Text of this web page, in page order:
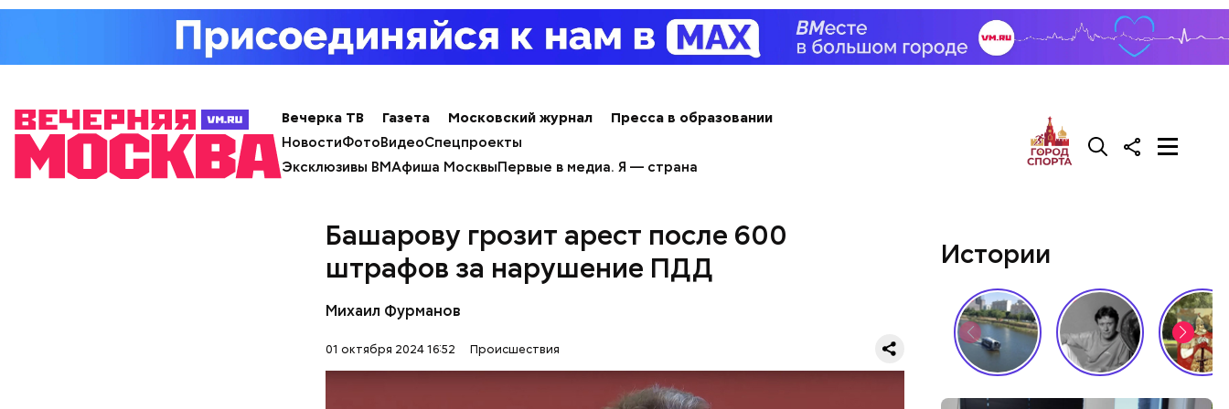
Вечерка ТВ Газета Московский журнал
Пресса в образовании
НовостиФотоВидеоСпецпроекты
Эксклюзивы ВМАфиша МосквыПервые в медиа. Я — страна
Башарову грозит арест после 600
штрафов за нарушение ПДД
Михаил Фурманов
01 октября 2024 16:52 Происшествия
Примечательно, что летом 2023 года на Мутаева уже нападали возле
Школы единоборств. Тогда неизвестный несколько раз выстрелил в
спортсмена из травматического пистолета, а боецоткрыл огоньв
Истории